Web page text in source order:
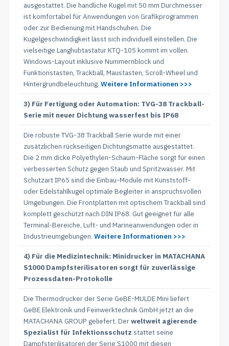
ausgestattet. Die handliche Kugel mit 50 mm Durchmesser
ist komfortabel für Anwendungen von Grafikprogrammen
oder zur Bedienung mit Handschuhen. Die
Kugelgeschwindigkeit lässt sich individuell einstellen. Die
vielseitige Langhubtastatur KTQ-105 kommt im vollen
Windows-Layout inklusive Nummernblock und
Funktionstasten, Trackball, Maustasten, Scroll-Wheel und
Hintergrundbeleuchtung. Weitere Informationen >>>
3) Für Fertigung oder Automation: TVG-38 Trackball-
Serie mit neuer Dichtung wasserfest bis IP68
Die robuste TVG-38 Trackball Serie wurde mit einer
zusätzlichen rückseitigen Dichtungsmatte ausgestattet.
Die 2 mm dicke Polyethylen-Schaum-Fläche sorgt für einen
verbesserten Schutz gegen Staub und Spritzwasser. Mit
Schutzart IP65 sind die Einbau-Module mit Kunststoff-
oder Edelstahlkugel optimale Begleiter in anspruchsvollen
Umgebungen. Die Frontplatten mit optischem Trackball sind
komplett geschützt nach DIN IP68. Gut geeignet für alle
Terminal-Bereiche, Luft- und Marineanwendungen oder in
Industrieumgebungen. Weitere Informationen >>>
4) Für die Medizintechnik: Minidrucker in MATACHANA
S1000 Dampfsterilisatoren sorgt für zuverlässige
Prozessdaten-Protokolle
Die Thermodrucker der Serie GeBE-MULDE Mini liefert
GeBE Elektronik und Feinwerktechnik GmbH jetzt an die
MATACHANA GROUP geliefert. Derweltweit agierende
Spezialist für Infektionsschutz stattet seine
Dampfsterilisatoren der Serie S1000 mit diesen